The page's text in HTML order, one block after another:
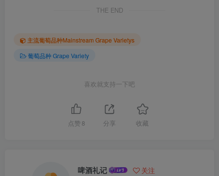
THE END
主流葡萄品种Mainstream Grape Varietys
葡萄品种 Grape Variety
喜欢就支持一下吧
点赞 8 分享 收藏
啤酒礼记 关注